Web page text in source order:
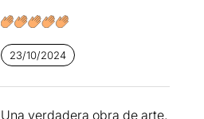
23/10/2024
Una verdadera obra de arte,